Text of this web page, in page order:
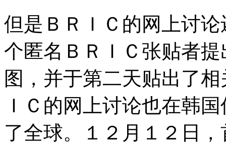
但是ＢＲＩＣ的网上讨
个匿名ＢＲＩＣ张贴者
图，并于第二天贴出了
ＩＣ的网上讨论也在韩
了全球。１２月１２日